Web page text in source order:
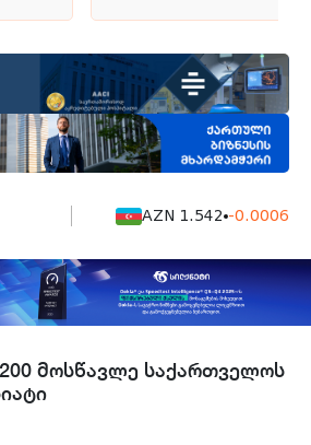
AZN 1.542 -0.0006
მოსწავლე საქართველოს